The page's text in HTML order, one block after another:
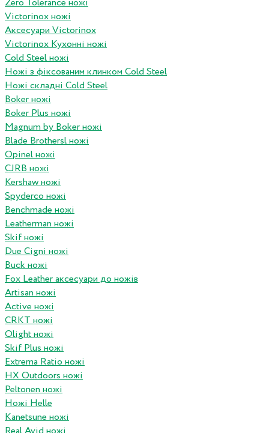
Zero Tolerance ножі
Victorinox ножі
Аксесуари Victorinox
Victorinox Кухонні ножі
Cold Steel ножі
Ножі з фіксованим клинком Cold Steel
Ножі складні Cold Steel
Boker ножі
Boker Plus ножі
Magnum by Boker ножі
Blade Brothersl ножі
Opinel ножі
CJRB ножі
Kershaw ножі
Spyderco ножі
Benchmade ножі
Leatherman ножі
Skif ножі
Due Cigni ножі
Buck ножі
Fox Leather аксесуари до ножів
Artisan ножі
Active ножі
CRKT ножі
Olight ножі
Skif Plus ножі
Extrema Ratio ножі
HX Outdoors ножі
Peltonen ножі
Ножі Helle
Kanetsune ножі